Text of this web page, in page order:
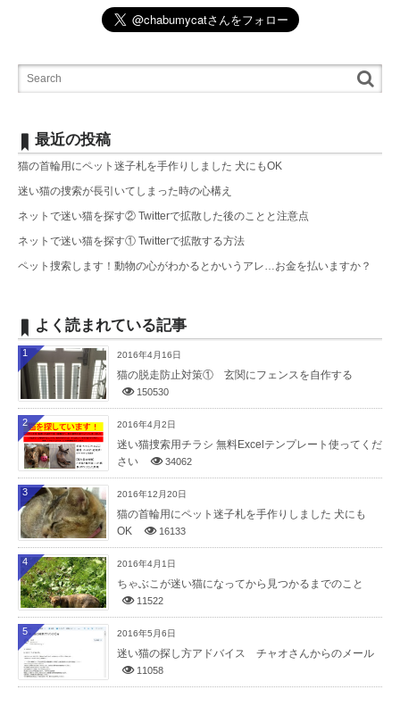
最近の投稿
猫の首輪用にペット迷子札を手作りしました 犬にもOK
迷い猫の捜索が長引いてしまった時の心構え
ネットで迷い猫を探す② Twitterで拡散した後のことと注意点
ネットで迷い猫を探す① Twitterで拡散する方法
ペット捜索します！動物の心がわかるとかいうアレ…お金を払いますか？
よく読まれている記事
2016年4月16日
猫の脱走防止対策① 玄関にフェンスを自作する
150530
1
2016年4月2日
迷い猫捜索用チラシ 無料Excelテンプレート使ってくだ
さい
34062
2
2016年12月20日
猫の首輪用にペット迷子札を手作りしました 犬にも
OK
16133
3
2016年4月1日
ちゃぶこが迷い猫になってから見つかるまでのこと
11522
4
2016年5月6日
迷い猫の探し方アドバイス チャオさんからのメール
11058
5